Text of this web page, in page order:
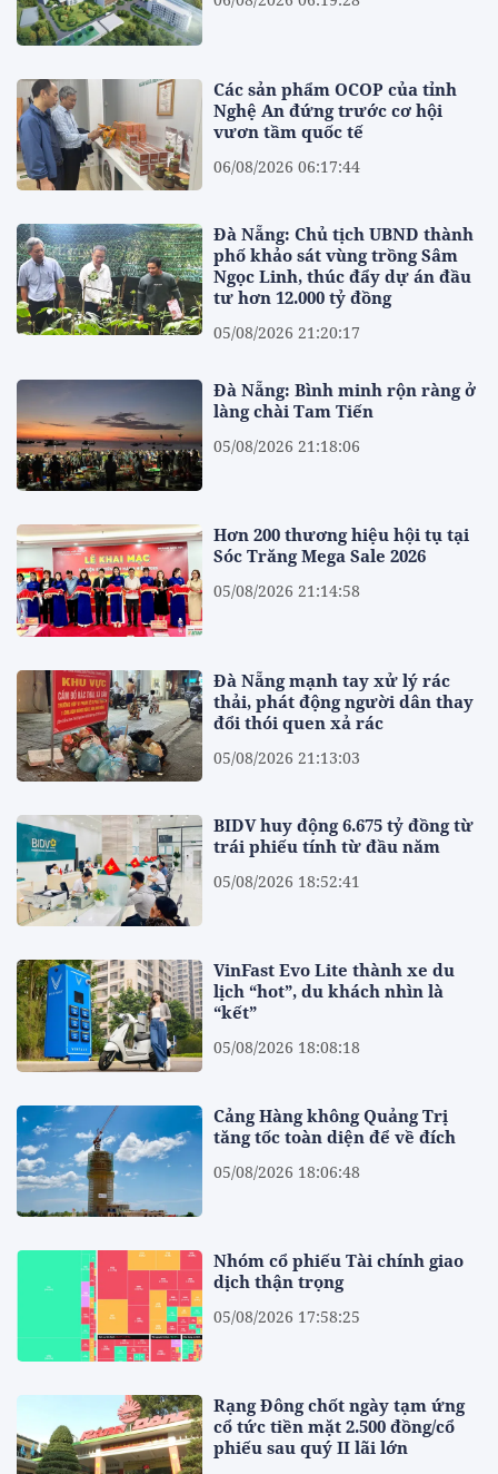
Các sản phẩm OCOP của tỉnh
Nghệ An đứng trước cơ hội
vươn tầm quốc tế
06/08/2026 06:17:44
Đà Nẵng: Chủ tịch UBND thành
phố khảo sát vùng trồng Sâm
Ngọc Linh, thúc đẩy dự án đầu
tư hơn 12.000 tỷ đồng
05/08/2026 21:20:17
Đà Nẵng: Bình minh rộn ràng ở
làng chài Tam Tiến
05/08/2026 21:18:06
Hơn 200 thương hiệu hội tụ tại
Sóc Trăng Mega Sale 2026
05/08/2026 21:14:58
Đà Nẵng mạnh tay xử lý rác
thải, phát động người dân thay
đổi thói quen xả rác
05/08/2026 21:13:03
BIDV huy động 6.675 tỷ đồng từ
trái phiếu tính từ đầu năm
05/08/2026 18:52:41
VinFast Evo Lite thành xe du
lịch “hot”, du khách nhìn là
“kết”
05/08/2026 18:08:18
Cảng Hàng không Quảng Trị
tăng tốc toàn diện để về đích
05/08/2026 18:06:48
Nhóm cổ phiếu Tài chính giao
dịch thận trọng
05/08/2026 17:58:25
Rạng Đông chốt ngày tạm ứng
cổ tức tiền mặt 2.500 đồng/cổ
phiếu sau quý II lãi lớn